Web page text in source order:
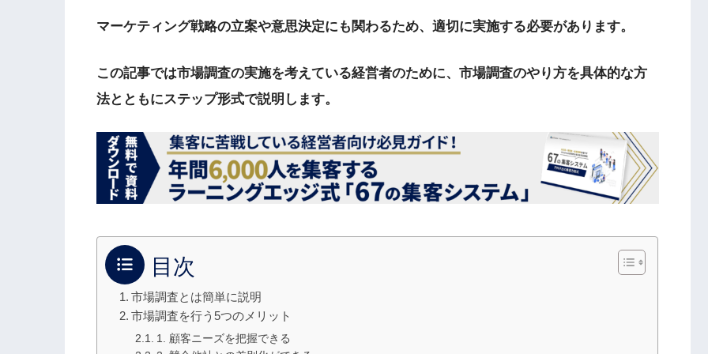
マーケティング戦略の立案や意思決定にも関わるため、適切に実施する必要があります。
この記事では市場調査の実施を考えている経営者のために、市場調査のやり方を具体的な方
法とともにステップ形式で説明します。
目次
市場調査とは簡単に説明
市場調査を行う5つのメリット
1. 顧客ニーズを把握できる